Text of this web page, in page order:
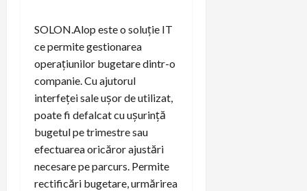
SOLON.Alop este o soluție IT
ce permite gestionarea
operațiunilor bugetare dintr-o
companie. Cu ajutorul
interfeței sale ușor de utilizat,
poate fi defalcat cu ușurință
bugetul pe trimestre sau
efectuarea oricăror ajustări
necesare pe parcurs. Permite
rectificări bugetare, urmărirea